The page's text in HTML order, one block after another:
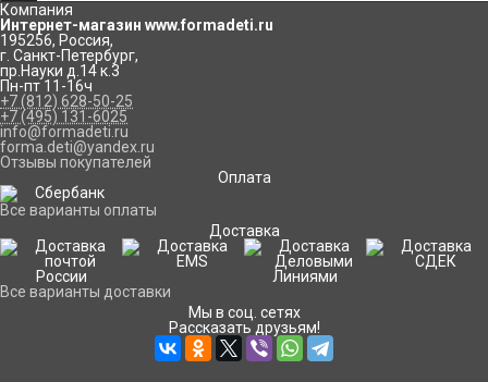
Компания
Интернет-магазин www.formadeti.ru
195256, Россия,
г. Санкт-Петербург,
пр.Науки д.14 к.3
Пн-пт 11-16ч
+7 (812) 628-50-25
+7 (495) 131-6025
info@formadeti.ru
forma.deti@yandex.ru
Отзывы покупателей
Оплата
Все варианты оплаты
Доставка
Все варианты доставки
Мы в соц. сетях
Рассказать друзьям!